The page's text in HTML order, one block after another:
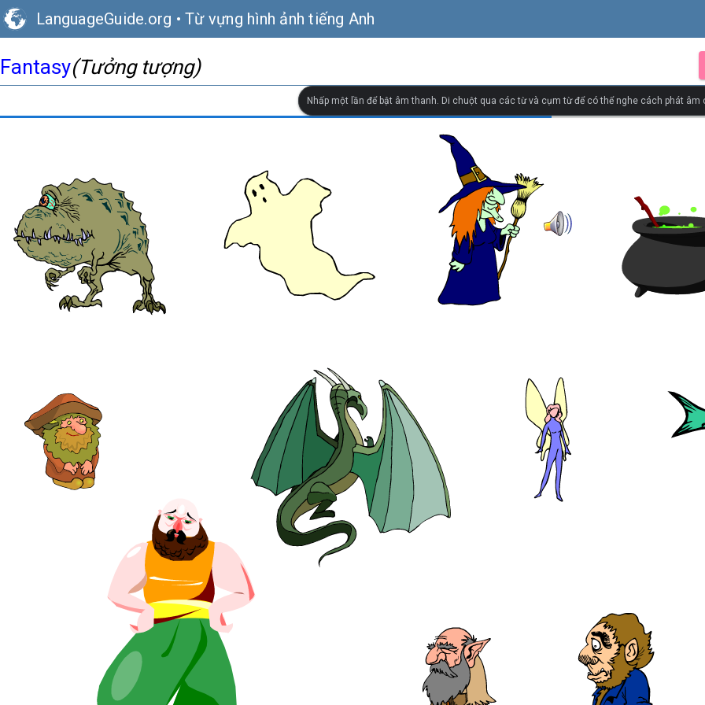
LanguageGuide.org • Từ vựng hình ảnh tiếng Anh
Fantasy(Tưởng tượng)
Nhấp một lần để bật âm thanh. Di chuột qua các từ và cụm từ để có thể nghe cách phát âm